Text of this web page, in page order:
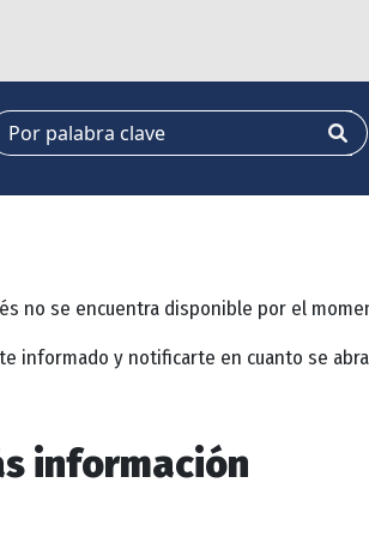
no se encuentra disponible por el
informado y notificarte en cuanto se
información